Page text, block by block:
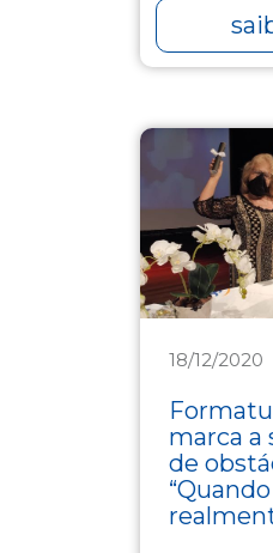
Educação
18/12/2020
marca a
de